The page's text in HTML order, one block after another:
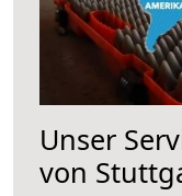
Unser
von